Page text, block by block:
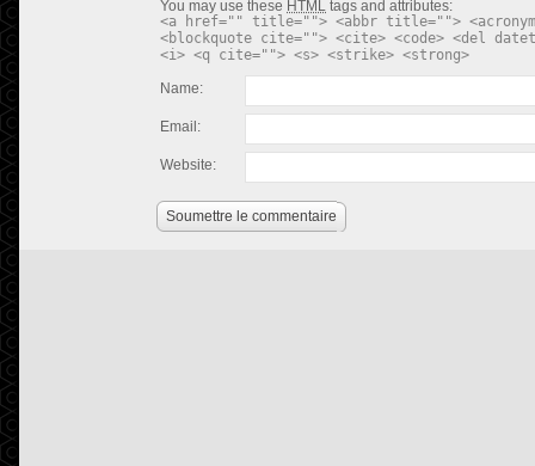
You may use these HTML tags and attributes:
<a href="" title=""> <abbr title="">
<blockquote cite=""> <cite> <code> <del
<i> <q cite=""> <s> <strike> <strong>
Name:
Email:
Website:
Soumettre le commentaire